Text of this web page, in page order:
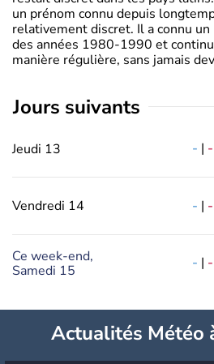
un prénom connu depuis
relativement discret. Il a connu
des années 1980-1990 et
manière régulière, sans jamais
jours suivants
Jeudi 13 - | -
Vendredi 14 - | -
Ce week-end,
Samedi 15
- | -
Actualités Météo